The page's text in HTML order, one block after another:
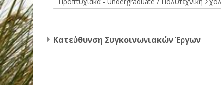
Κατηγορίες μαθημάτων
Kατεύθυνση Συγκοινωνιακών Έργων